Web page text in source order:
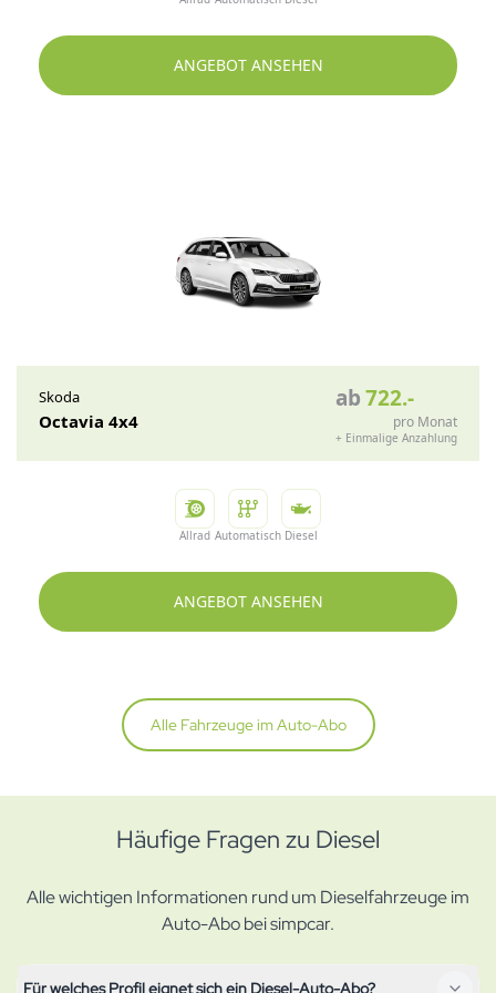
ANGEBOT ANSEHEN
Skoda
Octavia 4x4
ab722.-
pro Monat
+ Einmalige Anzahlung
Allrad Automatisch Diesel
ANGEBOT ANSEHEN
Alle Fahrzeuge im Auto-Abo
Häufige Fragen zu Diesel
Alle wichtigen Informationen rund um Dieselfahrzeuge im
Auto-Abo bei simpcar.
Für welches Profil eignet sich ein Diesel-Auto-Abo?